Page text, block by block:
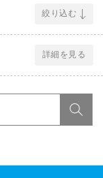
絞り込む
詳細を見る